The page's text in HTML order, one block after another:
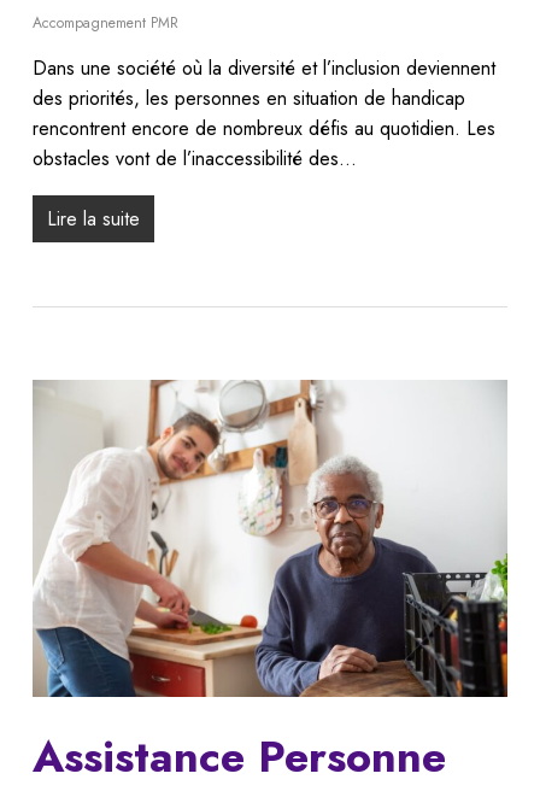
Accompagnement PMR
Dans une société où la diversité et l’inclusion deviennent
des priorités, les personnes en situation de handicap
rencontrent encore de nombreux défis au quotidien. Les
obstacles vont de l’inaccessibilité des…
Lire la suite
Assistance Personne